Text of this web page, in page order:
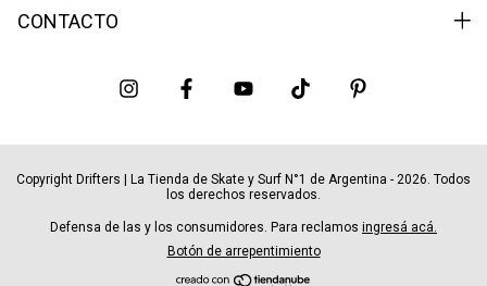
CONTACTO
Copyright Drifters | La Tienda de Skate y Surf N°1 de Argentina - 2026. Todos
los derechos reservados.
Defensa de las y los consumidores. Para reclamos ingresá acá.
Botón de arrepentimiento